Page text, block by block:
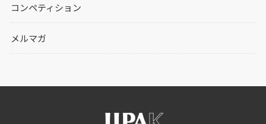
コンペティション
メルマガ